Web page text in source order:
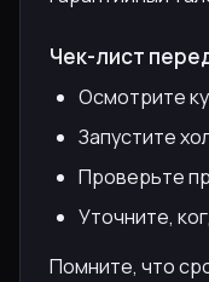
Чек-лист
Осмотрите
Запустите
Проверьте
Уточните,
Помните, что